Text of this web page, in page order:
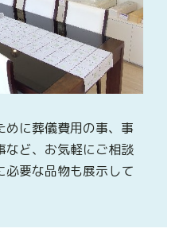
めに葬儀費用の事、事
など、お気軽にご相談
必要な品物も展示して